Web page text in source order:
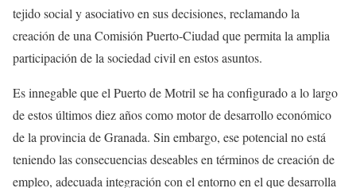
tejido social y asociativo en sus decisiones, reclamando la
creación de una Comisión Puerto-Ciudad que permita la amplia
participación de la sociedad civil en estos asuntos.
Es innegable que el Puerto de Motril se ha configurado a lo largo
de estos últimos diez años como motor de desarrollo económico
de la provincia de Granada. Sin embargo, ese potencial no está
teniendo las consecuencias deseables en términos de creación de
empleo, adecuada integración con el entorno en el que desarrolla